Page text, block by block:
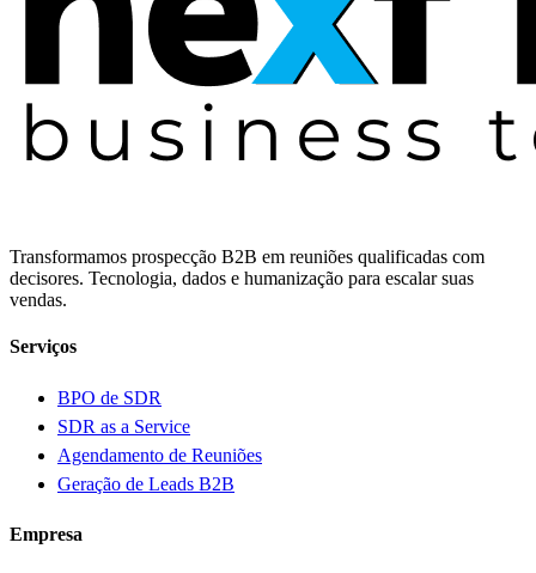
Transformamos prospecção B2B em reuniões qualificadas com
decisores. Tecnologia, dados e humanização para escalar suas
vendas.
Serviços
BPO de SDR
SDR as a Service
Agendamento de Reuniões
Geração de Leads B2B
Empresa